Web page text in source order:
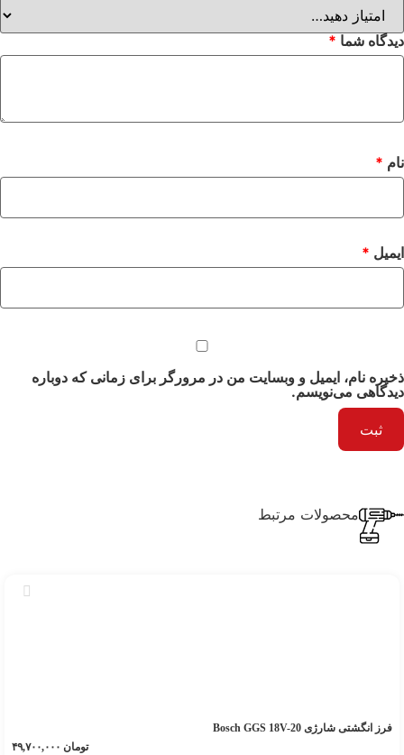
دیدگاه شما *
نام *
ایمیل *
ذخیره نام، ایمیل و وبسایت من در مرورگر برای زمانی که دوباره
دیدگاهی می‌نویسم.
محصولات مرتبط
فرز انگشتی شارژی Bosch GGS 18V-20
تومان